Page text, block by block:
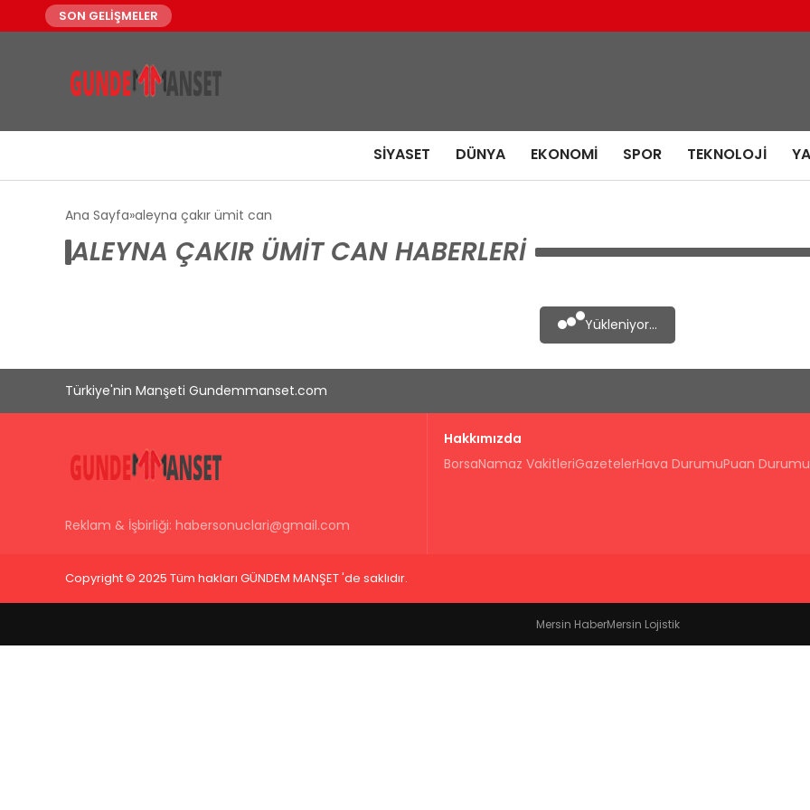
SON GELİŞMELER
SIYASET DÜNYA EKONOMI SPOR TEKNOLOJI
Ana Sayfa aleyna çakır ümit can
ALEYNA ÇAKIR ÜMIT CAN HABERLERI
Yükleniyor...
Türkiye'nin Manşeti Gundemmanset.com
Reklam & İşbirliği: habersonuclari@gmail.com
Hakkımızda
BorsaNamaz VakitleriGazetelerHava DurumuPuan Durumu
Copyright © 2025 Tüm hakları GÜNDEM MANŞET 'de saklıdır.
Mersin HaberMersin Lojistik